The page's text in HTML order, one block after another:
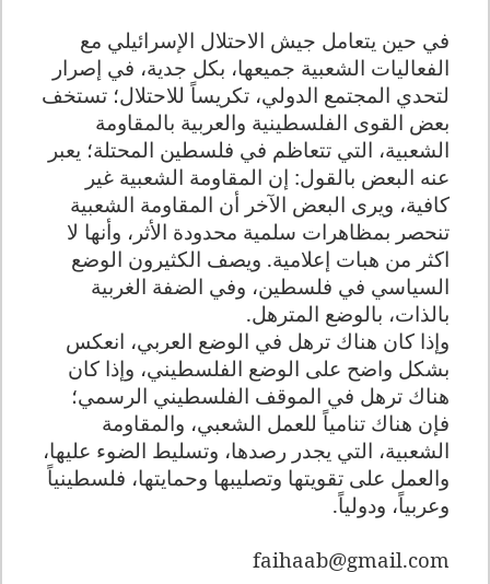
في حين يتعامل جيش الاحتلال الإسرائيلي مع
الفعاليات الشعبية جميعها، بكل جدية، في إصرار
لتحدي المجتمع الدولي، تكريساً للاحتلال؛ تستخف
بعض القوى الفلسطينية والعربية بالمقاومة
الشعبية، التي تتعاظم في فلسطين المحتلة؛ يعبر
عنه البعض بالقول: إن المقاومة الشعبية غير
كافية، ويرى البعض الآخر أن المقاومة الشعبية
تنحصر بمظاهرات سلمية محدودة الأثر، وأنها لا
اكثر من هبات إعلامية. ويصف الكثيرون الوضع
السياسي في فلسطين، وفي الضفة الغربية
بالذات، بالوضع المترهل.
وإذا كان هناك ترهل في الوضع العربي، انعكس
بشكل واضح على الوضع الفلسطيني، وإذا كان
هناك ترهل في الموقف الفلسطيني الرسمي؛
فإن هناك تنامياً للعمل الشعبي، والمقاومة
الشعبية، التي يجدر رصدها، وتسليط الضوء عليها،
والعمل على تقويتها وتصليبها وحمايتها، فلسطينياً
وعربياً، ودولياً.
faihaab@gmail.com